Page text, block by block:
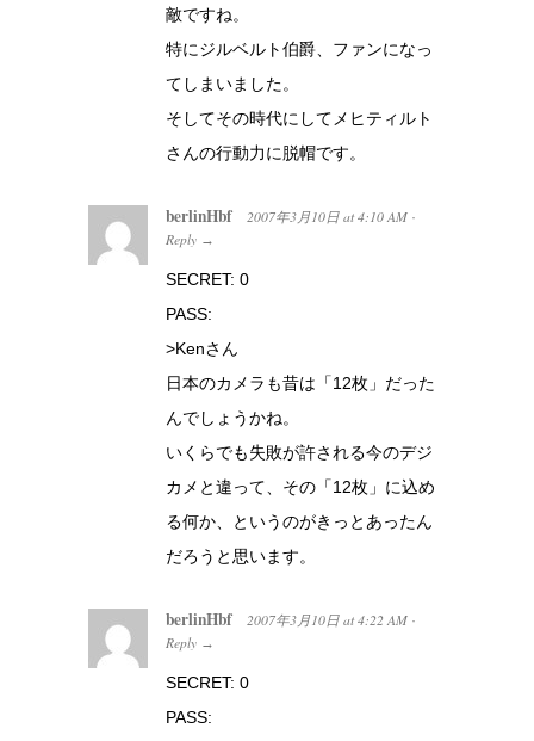
敵ですね。
特にジルベルト伯爵、ファンになっ
てしまいました。
そしてその時代にしてメヒティルト
さんの行動力に脱帽です。
berlinHbf 2007年3月10日 at 4:10 AM ·
Reply →
SECRET: 0
PASS:
>Kenさん
日本のカメラも昔は「12枚」だった
んでしょうかね。
いくらでも失敗が許される今のデジ
カメと違って、その「12枚」に込め
る何か、というのがきっとあったん
だろうと思います。
berlinHbf 2007年3月10日 at 4:22 AM ·
Reply →
SECRET: 0
PASS: